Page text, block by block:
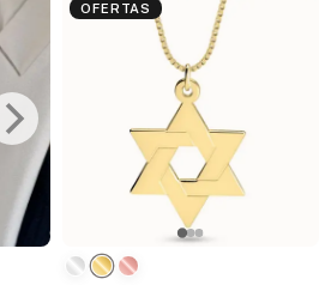
OFERTAS